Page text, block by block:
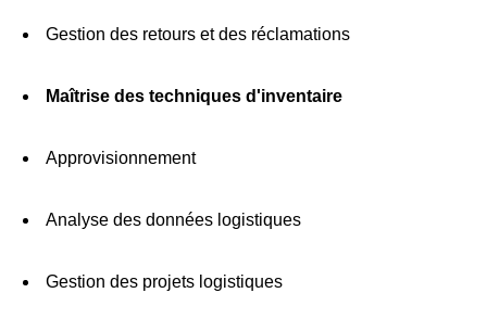
Gestion des retours et des réclamations
Maîtrise des techniques d'inventaire
Approvisionnement
Analyse des données logistiques
Gestion des projets logistiques